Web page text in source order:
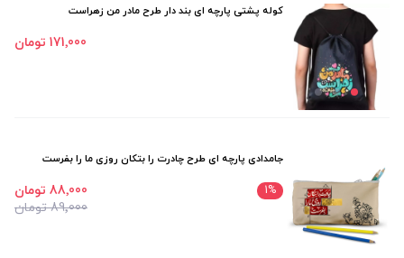
کوله پشتی پارچه ای بند دار طرح مادر من زهراست
171٬000 تومان
جامدادی پارچه ای طرح چادرت را بتکان روزی ما را بفرست
1%
89٬000 تومان
88٬000 تومان